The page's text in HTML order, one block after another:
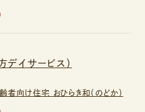
デイサービス）
者向け住宅 おひらき和（のどか）